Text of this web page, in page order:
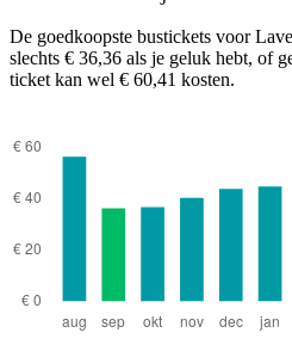
De goedkoopste bustickets voor
slechts € 36,36 als je geluk hebt, of
ticket kan wel € 60,41 kosten.